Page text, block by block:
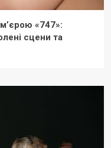
«747»:
сцени та